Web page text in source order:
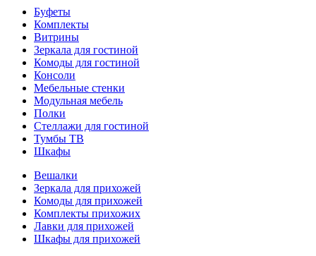
Буфеты
Комплекты
Витрины
Зеркала для гостиной
Комоды для гостиной
Консоли
Мебельные стенки
Модульная мебель
Полки
Стеллажи для гостиной
Тумбы ТВ
Шкафы
Вешалки
Зеркала для прихожей
Комоды для прихожей
Комплекты прихожих
Лавки для прихожей
Шкафы для прихожей